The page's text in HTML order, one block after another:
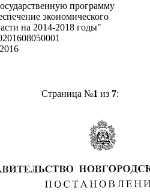
программу
экономического
на 2014-2018 годы"
Страница №1 из 7: